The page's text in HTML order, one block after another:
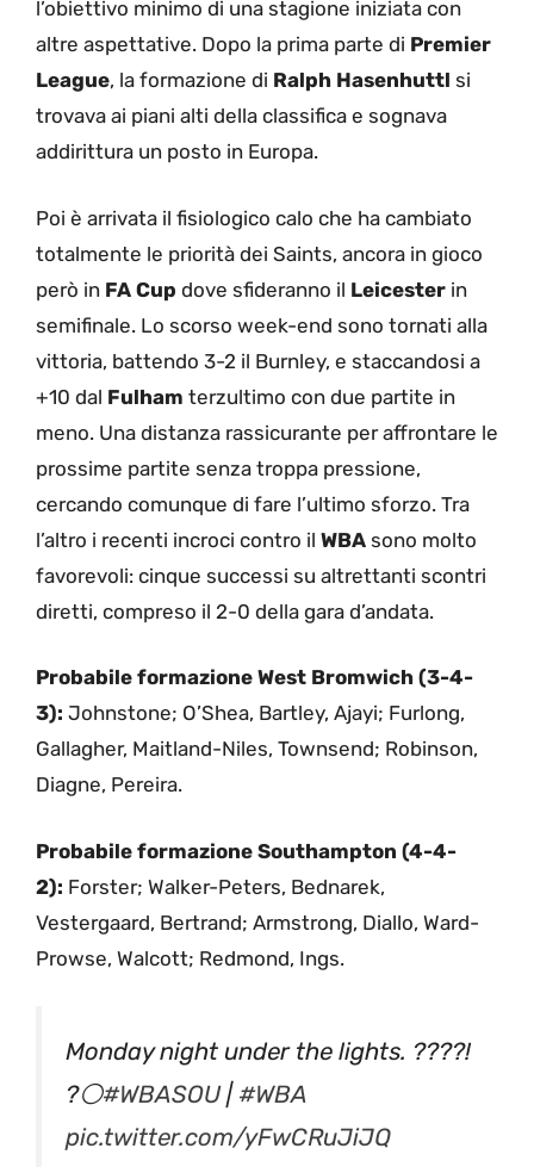
l’obiettivo minimo di una stagione iniziata con
altre aspettative. Dopo la prima parte di Premier
League, la formazione di Ralph Hasenhuttl si
trovava ai piani alti della classifica e sognava
addirittura un posto in Europa.
Poi è arrivata il fisiologico calo che ha cambiato
totalmente le priorità dei Saints, ancora in gioco
però in FA Cup dove sfideranno il Leicester in
semifinale. Lo scorso week-end sono tornati alla
vittoria, battendo 3-2 il Burnley, e staccandosi a
+10 dal Fulham terzultimo con due partite in
meno. Una distanza rassicurante per affrontare le
prossime partite senza troppa pressione,
cercando comunque di fare l’ultimo sforzo. Tra
l’altro i recenti incroci contro il WBA sono molto
favorevoli: cinque successi su altrettanti scontri
diretti, compreso il 2-0 della gara d’andata.
Probabile formazione West Bromwich (3-4-
3): Johnstone; O’Shea, Bartley, Ajayi; Furlong,
Gallagher, Maitland-Niles, Townsend; Robinson,
Diagne, Pereira.
Probabile formazione Southampton (4-4-
2): Forster; Walker-Peters, Bednarek,
Vestergaard, Bertrand; Armstrong, Diallo, Ward-
Prowse, Walcott; Redmond, Ings.
Monday night under the lights. ????!
?⚪️#WBASOU| #WBA
pic.twitter.com/yFwCRuJiJQ